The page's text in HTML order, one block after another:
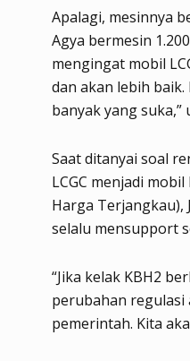
Apalagi, mesinnya
Agya bermesin
mengingat mobil
dan akan lebih
banyak yang suka,”
Saat ditanyai soal
LCGC menjadi
Harga Terjangkau),
selalu mensupport
“Jika kelak KBH2
perubahan regulasi
pemerintah. Kita